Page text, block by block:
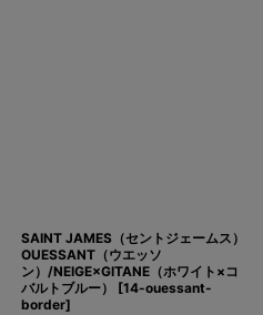
SAINT JAMES（セントジェームス）
OUESSANT（ウエッソ
ン）/NEIGE×GITANE（ホワイト×コ
バルトブルー）
[14-ouessant-
border]